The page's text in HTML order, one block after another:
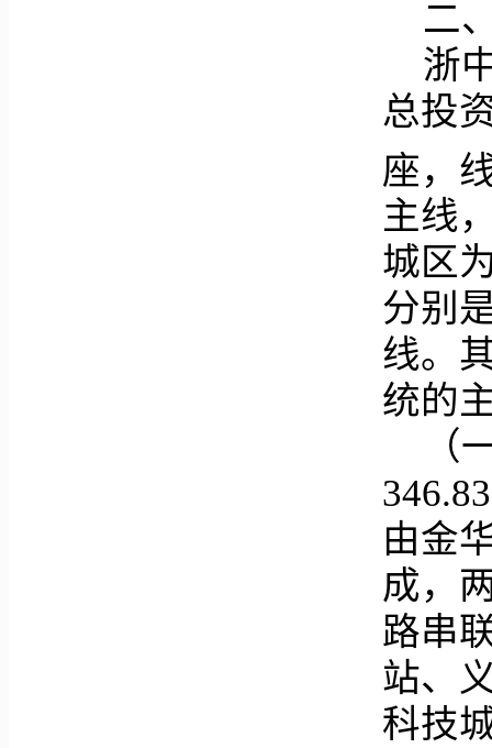
二
浙
总投
座，
主线
城区
分别
线。
统的
（
由金
成，
路串
站、
科技